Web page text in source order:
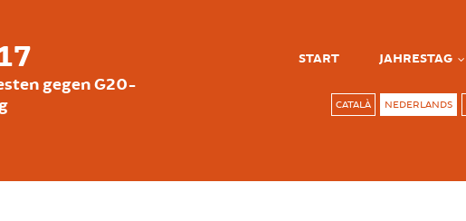
gegen G20-
START JAHRESTAG
CATALÀ NEDERLANDS